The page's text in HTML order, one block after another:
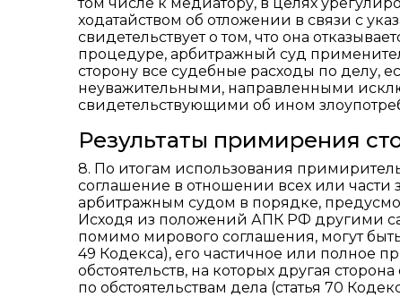
ходатайством об отложении в связи с
свидетельствует о том, что она
процедуре, арбитражный суд
сторону все судебные расходы по делу,
неуважительными, направленными
свидетельствующими об ином
Результаты примирения
8. По итогам использования
соглашение в отношении всех или части
арбитражным судом в порядке,
Исходя из положений АПК РФ другими
помимо мирового соглашения, могут
49 Кодекса), его частичное или полное
обстоятельств, на которых другая
по обстоятельствам дела (статья 70